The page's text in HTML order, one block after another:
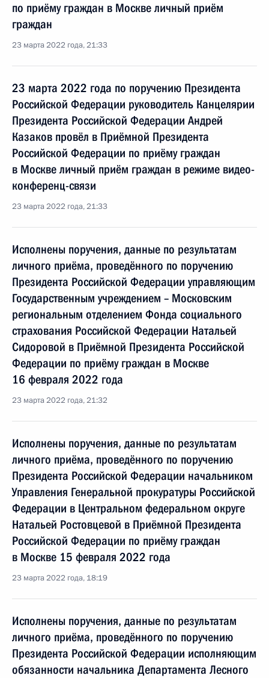
по приёму граждан в Москве личный приём
граждан
23 марта 2022 года, 21:33
23 марта 2022 года по поручению Президента
Российской Федерации руководитель Канцелярии
Президента Российской Федерации Андрей
Казаков провёл в Приёмной Президента
Российской Федерации по приёму граждан
в Москве личный приём граждан в режиме видео-
конференц-связи
23 марта 2022 года, 21:33
Исполнены поручения, данные по результатам
личного приёма, проведённого по поручению
Президента Российской Федерации управляющим
Государственным учреждением – Московским
региональным отделением Фонда социального
страхования Российской Федерации Натальей
Сидоровой в Приёмной Президента Российской
Федерации по приёму граждан в Москве
16 февраля 2022 года
23 марта 2022 года, 21:32
Исполнены поручения, данные по результатам
личного приёма, проведённого по поручению
Президента Российской Федерации начальником
Управления Генеральной прокуратуры Российской
Федерации в Центральном федеральном округе
Натальей Ростовцевой в Приёмной Президента
Российской Федерации по приёму граждан
в Москве 15 февраля 2022 года
23 марта 2022 года, 18:19
Исполнены поручения, данные по результатам
личного приёма, проведённого по поручению
Президента Российской Федерации исполняющим
обязанности начальника Департамента Лесного